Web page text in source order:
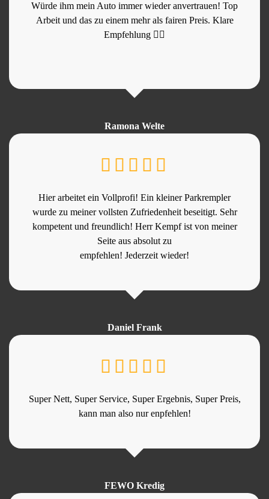
Würde ihm mein Auto immer wieder anvertrauen! Top
Arbeit und das zu einem mehr als fairen Preis. Klare
Empfehlung 👍🏻
Ramona Welte
Hier arbeitet ein Vollprofi! Ein kleiner Parkrempler
wurde zu meiner vollsten Zufriedenheit beseitigt. Sehr
kompetent und freundlich! Herr Kempf ist von meiner
Seite aus absolut zu
empfehlen! Jederzeit wieder!
Daniel Frank
Super Nett, Super Service, Super Ergebnis, Super Preis,
kann man also nur enpfehlen!
FEWO Kredig